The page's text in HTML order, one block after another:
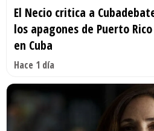
El Necio critica a
los apagones de Puerto
en Cuba
Hace 1 día